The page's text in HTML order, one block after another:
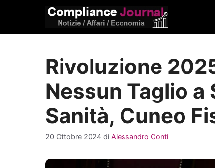
Rivoluzione
Nessun Taglio a
Sanità, Cuneo
20 Ottobre 2024 di Alessandro Conti